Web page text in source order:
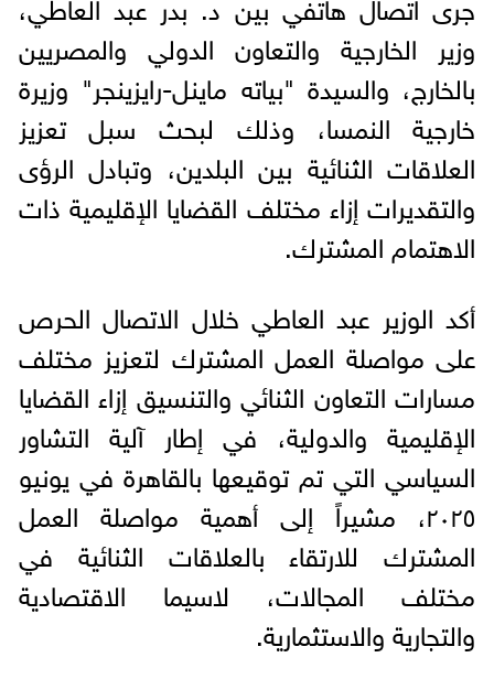
وزير الخارجية والتعاون الدولي والمصريين
بالخارج، والسيدة "بياته ماينل-رايزينجر" وزيرة
خارجية النمسا، وذلك لبحث سبل تعزيز
العلاقات الثنائية بين البلدين، وتبادل الرؤى
والتقديرات إزاء مختلف القضايا الإقليمية ذات
الاهتمام المشترك.
أكد الوزير عبد العاطي خلال الاتصال الحرص
على مواصلة العمل المشترك لتعزيز مختلف
مسارات التعاون الثنائي والتنسيق إزاء القضايا
الإقليمية والدولية، في إطار آلية التشاور
السياسي التي تم توقيعها بالقاهرة في يونيو
٢٠٢٥، مشيراً إلى أهمية مواصلة العمل
المشترك للارتقاء بالعلاقات الثنائية في
مختلف المجالات، لاسيما الاقتصادية
والتجارية والاستثمارية.